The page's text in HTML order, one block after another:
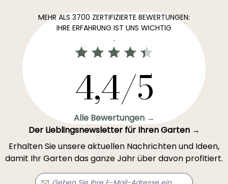
MEHR ALS 3700 ZERTIFIZIERTE BEWERTUNGEN:
IHRE ERFAHRUNG IST UNS WICHTIG
.
4,4/5
Alle Bewertungen →
Der Lieblingsnewsletter für Ihren Garten →
Erhalten Sie unsere aktuellen Nachrichten und Ideen,
damit Ihr Garten das ganze Jahr über davon profitiert.